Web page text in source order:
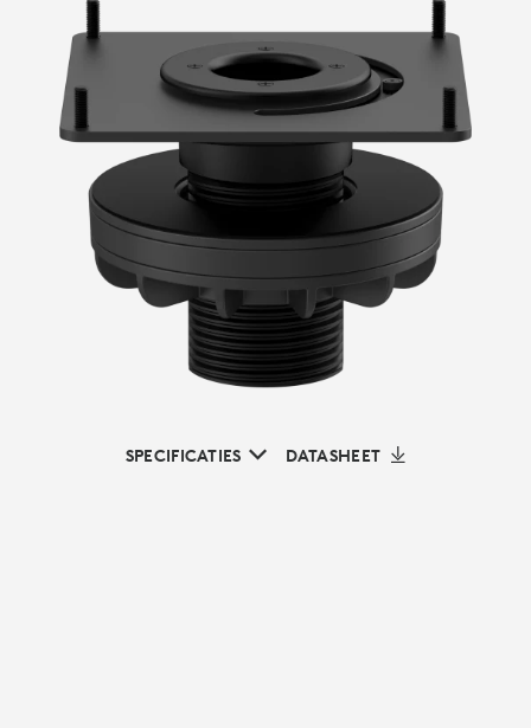
SPECIFICATIES DATASHEET